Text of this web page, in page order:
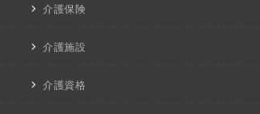
介護保険
介護施設
介護資格